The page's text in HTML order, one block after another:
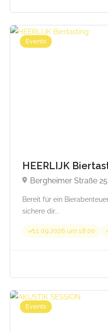
Events
HEERLIJK
Bergheimer Straße 25
Bereit für ein
sichere dir...
11.09.2026 um 18:00
Events